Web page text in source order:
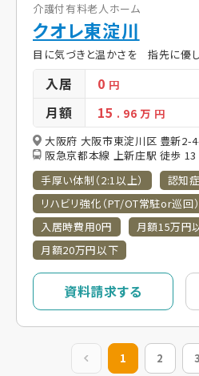
介護付有料老人ホーム
クオレ東淀川
目に気づきと温かさを 指先に優
入居 0 円
月額 15 . 96万 円
大阪府 大阪市東淀川区 豊新2-
阪急京都本線 上新庄駅 徒歩 13
手厚い体制（2:1以上）
認知
リハビリ強化（PT/OT常駐or巡回）
入居時費用0円
月額15万円
月額20万円以下
資料請求する
前の20件
1 2 3